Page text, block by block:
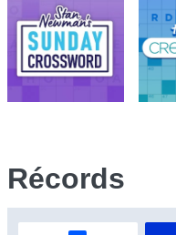
Récords